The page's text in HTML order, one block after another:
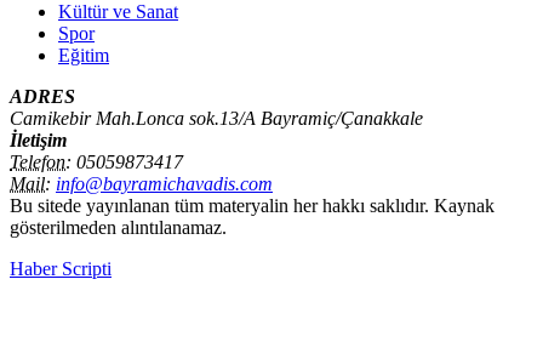
Kültür ve Sanat
Spor
Eğitim
ADRES
Camikebir Mah.Lonca sok.13/A Bayramiç/Çanakkale
İletişim
Telefon: 05059873417
Mail: info@bayramichavadis.com
Bu sitede yayınlanan tüm materyalin her hakkı saklıdır. Kaynak
gösterilmeden alıntılanamaz.
Haber Scripti